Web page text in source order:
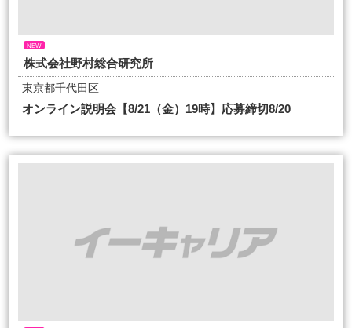
NEW
株式会社野村総合研究所
東京都千代田区
オンライン説明会【8/21（金）19時】応募締切8/20